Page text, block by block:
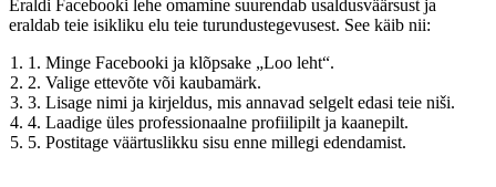
Eraldi Facebooki lehe omamine suurendab usaldusväärsust ja
eraldab teie isikliku elu teie turundustegevusest. See käib nii:
1. Minge Facebooki ja klõpsake „Loo leht“.
2. Valige ettevõte või kaubamärk.
3. Lisage nimi ja kirjeldus, mis annavad selgelt edasi teie niši.
4. Laadige üles professionaalne profiilipilt ja kaanepilt.
5. Postitage väärtuslikku sisu enne millegi edendamist.